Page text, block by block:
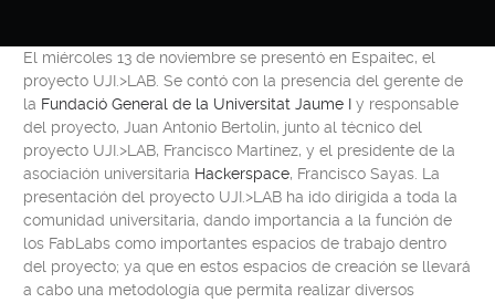
El miércoles 13 de noviembre se presentó en Espaitec, el
proyecto UJI.>LAB . Se contó con la presencia del gerente de
la Fundació General de la Universitat Jaume I y responsable
del proyecto, Juan Antonio Bertolin, junto al técnico del
proyecto UJI.>LAB, Francisco Martínez, y el presidente de la
asociación universitaria Hackerspace, Francisco Sayas . La
presentación del proyecto UJI.>LAB ha ido dirigida a toda la
comunidad universitaria, dando importancia a la función de
los FabLabs como importantes espacios de trabajo dentro
del proyecto; ya que en estos espacios de creación se llevará
a cabo una metodología que permita realizar diversos